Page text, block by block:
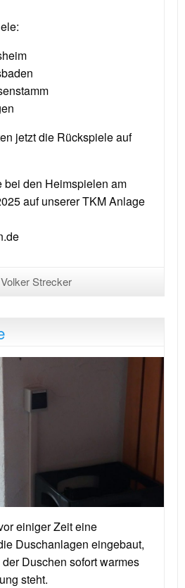
jetzt die Rückspiele auf
bei den Heimspielen am
auf unserer TKM Anlage
Volker Strecker
einiger Zeit eine
Duschanlagen eingebaut,
Duschen sofort warmes
steht.